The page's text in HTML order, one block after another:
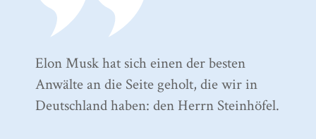
Elon Musk hat sich einen der besten
Anwälte an die Seite geholt, die wir in
Deutschland haben: den Herrn Steinhöfel.